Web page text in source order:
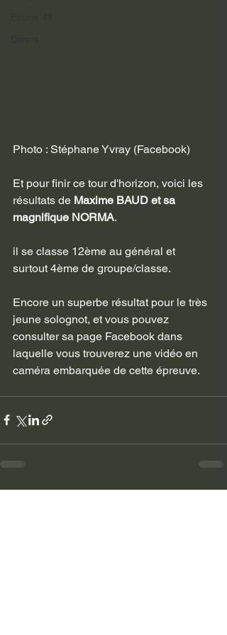
Photo : Stéphane Yvray (Facebook)
Et pour finir ce tour d'horizon, voici les
résultats de Maxime BAUD et sa
magnifique NORMA.
il se classe 12ème au général et
surtout 4ème de groupe/classe.
Encore un superbe résultat pour le très
jeune solognot, et vous pouvez
consulter sa page Facebook dans
laquelle vous trouverez une vidéo en
caméra embarquée de cette épreuve.